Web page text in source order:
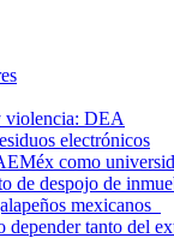
violencia: DEA
electrónicos
como
de despojo de
mexicanos
depender tanto del